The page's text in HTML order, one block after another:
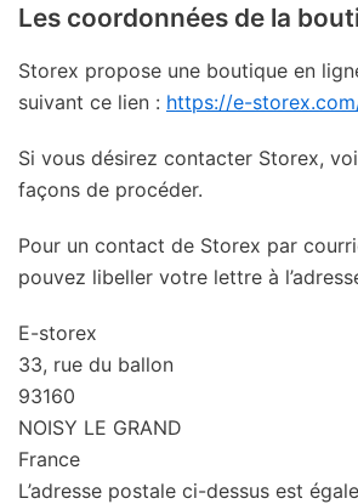
Les coordonnées de la
Storex propose une boutique en
suivant ce lien : https://e-
Si vous désirez contacter Storex,
façons de procéder.
Pour un contact de Storex par
pouvez libeller votre lettre à
E-storex
33, rue du ballon
93160
NOISY LE GRAND
France
L’adresse postale ci-dessus est